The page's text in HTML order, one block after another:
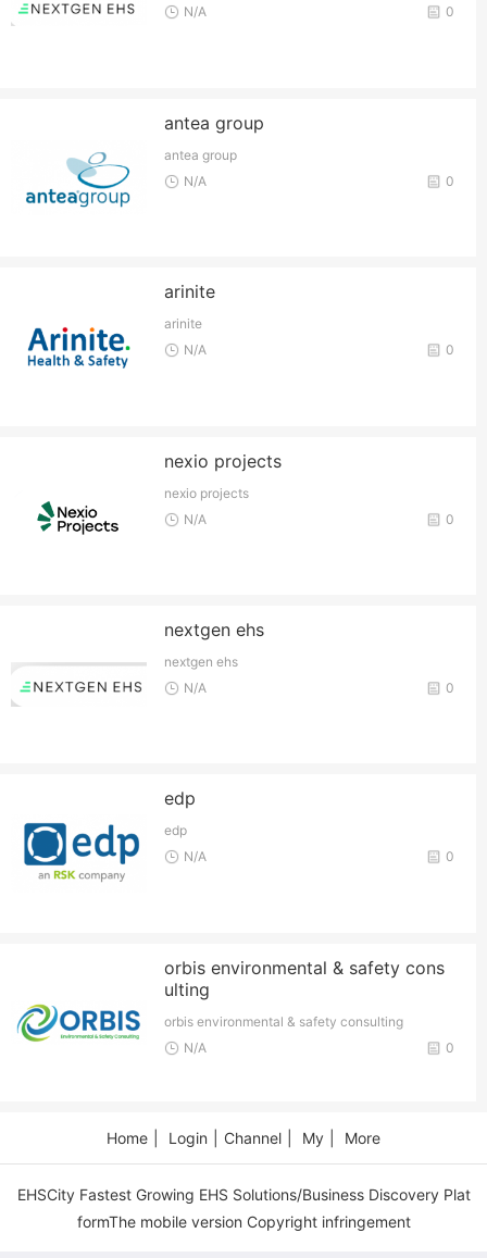
0
N/A
antea group
antea group
0
N/A
arinite
arinite
0
N/A
nexio projects
nexio projects
0
N/A
nextgen ehs
nextgen ehs
0
N/A
edp
edp
0
N/A
orbis environmental & safety cons
ulting
orbis environmental & safety consulting
0
N/A
Home Login Channel My More
EHSCity Fastest Growing EHS Solutions/Business Discovery Plat
formThe mobile version Copyright infringement